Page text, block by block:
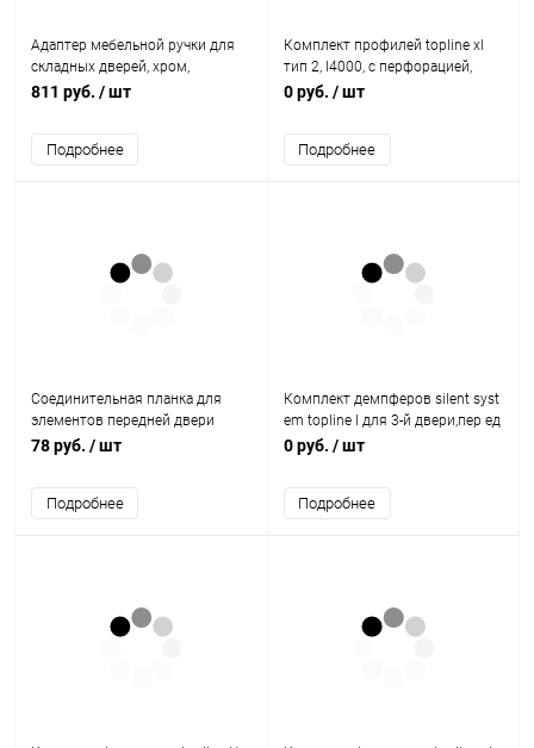
Адаптер мебельной ручки для
складных дверей, хром,
матовый 9181648 Hettich
811 руб. / шт
Подробнее
Комплект профилей topline xl
тип 2, l4000, с перфорацией,
алюминий 9135004 Hettich
0 руб. / шт
Подробнее
Соединительная планка для
элементов передней двери
9110132 Hettich
78 руб. / шт
Подробнее
Комплект демпферов silent syst
em topline l для 3-й двери,пер ед
верх.пан.,открыт. 9169656
0 руб. / шт
Подробнее